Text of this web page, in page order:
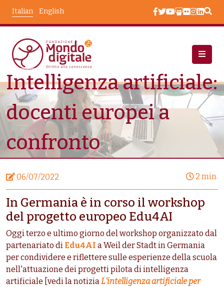
English
Italian
Notizie
Intelligenza Artificiale: Docenti Europei a Confronto
Intelligenza artificiale:
docenti europei a
confronto
06/07/2022 2 min.
In Germania è in corso il workshop
del progetto europeo Edu4AI
Oggi terzo e ultimo giorno del workshop organizzato dal
partenariato di Edu4AI aWeil der Stadt in Germania
per condividere e riflettere sulle esperienze della scuola
nell'attuazione dei progetti pilota di intelligenza
artificiale [vedi la notiziaL'intelligenza artificiale per